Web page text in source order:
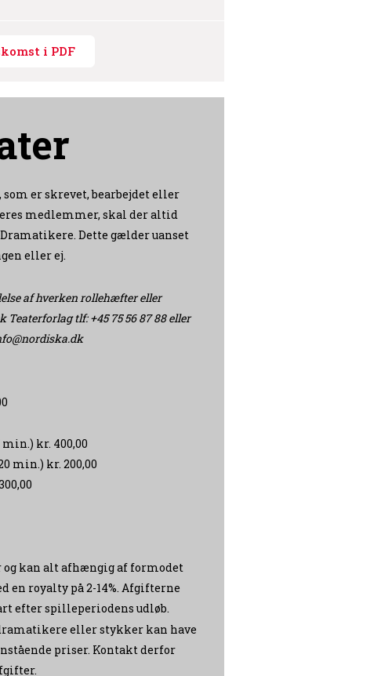
i PDF
er skrevet, bearbejdet eller
medlemmer, skal der altid
Dette gælder uanset
eller ej.
af hverken rollehæfter eller
tlf: +45 75 56 87 88 eller
kr. 400,00
min.) kr. 200,00
kan alt afhængig af formodet
royalty på 2-14%. Afgifterne
efter spilleperiodens udløb.
eller stykker kan have
priser. Kontakt derfor